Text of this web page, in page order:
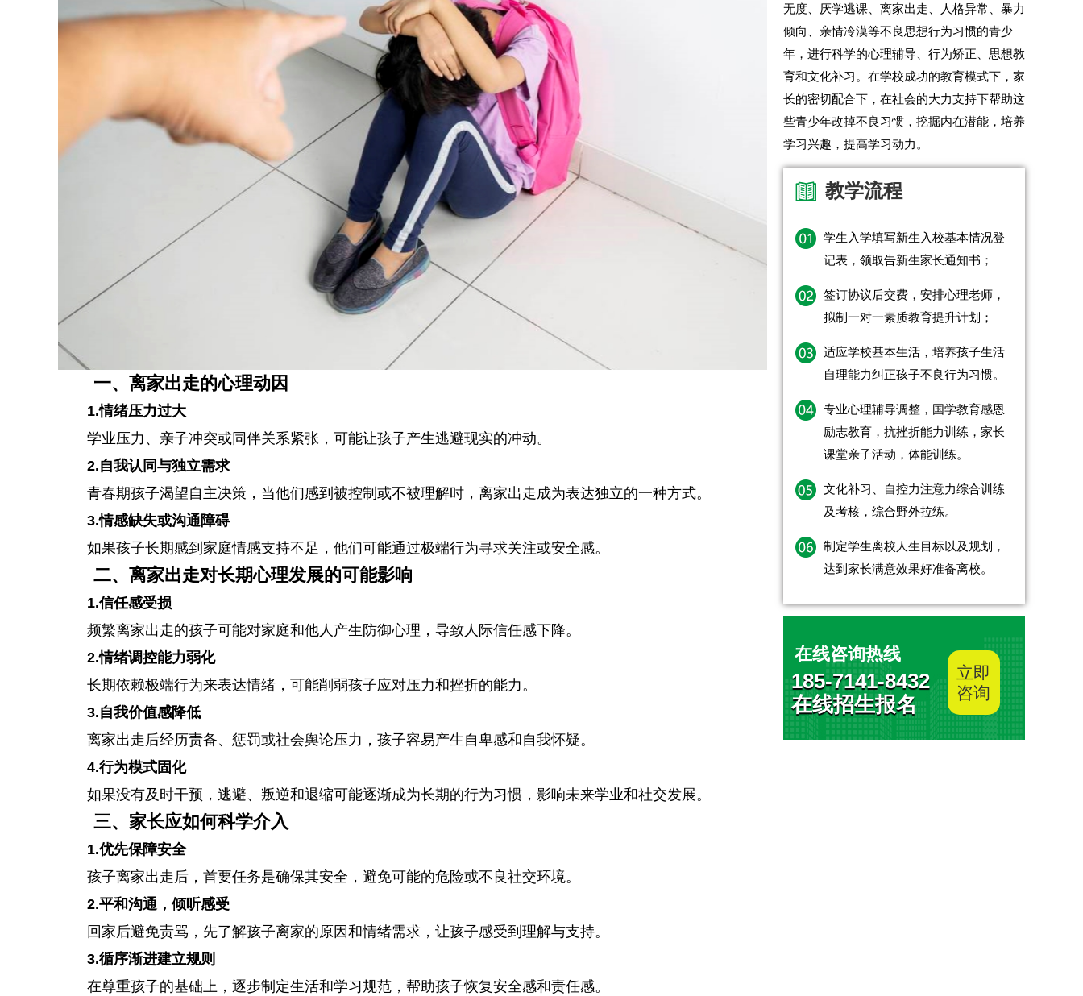
一、离家出走的心理动因
1.情绪压力过大
学业压力、亲子冲突或同伴关系紧张，可能让孩子产生逃避现实的冲动。
2.自我认同与独立需求
青春期孩子渴望自主决策，当他们感到被控制或不被理解时，离家出走成为表达独立的一种方式。
3.情感缺失或沟通障碍
如果孩子长期感到家庭情感支持不足，他们可能通过极端行为寻求关注或安全感。
二、离家出走对长期心理发展的可能影响
1.信任感受损
频繁离家出走的孩子可能对家庭和他人产生防御心理，导致人际信任感下降。
2.情绪调控能力弱化
长期依赖极端行为来表达情绪，可能削弱孩子应对压力和挫折的能力。
3.自我价值感降低
离家出走后经历责备、惩罚或社会舆论压力，孩子容易产生自卑感和自我怀疑。
4.行为模式固化
如果没有及时干预，逃避、叛逆和退缩可能逐渐成为长期的行为习惯，影响未来学业和社交发展。
三、家长应如何科学介入
1.优先保障安全
孩子离家出走后，首要任务是确保其安全，避免可能的危险或不良社交环境。
2.平和沟通，倾听感受
回家后避免责骂，先了解孩子离家的原因和情绪需求，让孩子感受到理解与支持。
3.循序渐进建立规则
在尊重孩子的基础上，逐步制定生活和学习规范，帮助孩子恢复安全感和责任感。
无度、厌学逃课、离家出走、人格异常、暴力
倾向、亲情冷漠等不良思想行为习惯的青少
年，进行科学的心理辅导、行为矫正、思想教
育和文化补习。在学校成功的教育模式下，家
长的密切配合下，在社会的大力支持下帮助这
些青少年改掉不良习惯，挖掘内在潜能，培养
学习兴趣，提高学习动力。
教学流程
学生入学填写新生入校基本情况登
记表，领取告新生家长通知书；
签订协议后交费，安排心理老师，
拟制一对一素质教育提升计划；
适应学校基本生活，培养孩子生活
自理能力纠正孩子不良行为习惯。
专业心理辅导调整，国学教育感恩
励志教育，抗挫折能力训练，家长
课堂亲子活动，体能训练。
文化补习、自控力注意力综合训练
及考核，综合野外拉练。
制定学生离校人生目标以及规划，
达到家长满意效果好准备离校。
在线咨询热线
185-7141-8432
在线招生报名
立即
咨询